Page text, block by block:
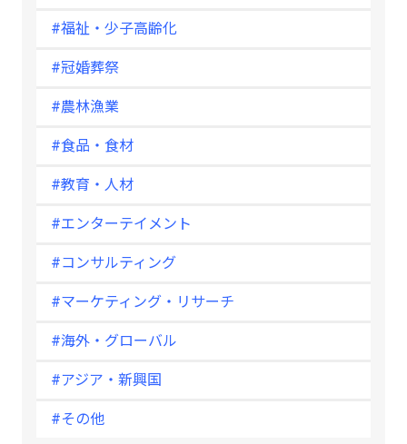
#福祉・少子高齢化
#冠婚葬祭
#農林漁業
#食品・食材
#教育・人材
#エンターテイメント
#コンサルティング
#マーケティング・リサーチ
#海外・グローバル
#アジア・新興国
#その他